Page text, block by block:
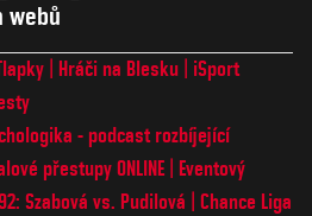
webů
Hráči na Blesku
iSport
- podcast rozbíjející
přestupy ONLINE
Eventový
92: Szabová vs. Pudilová
Chance Liga